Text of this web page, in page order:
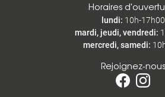
Horaires
lundi: 10h-17h00
mardi, jeudi, vendredi:
mercredi, samedi:
Rejoignez-nous